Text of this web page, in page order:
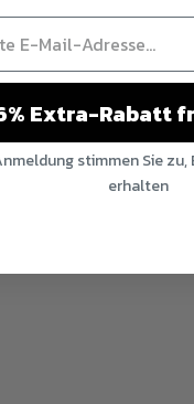
Extra-Rabatt
stimmen Sie
erhalten